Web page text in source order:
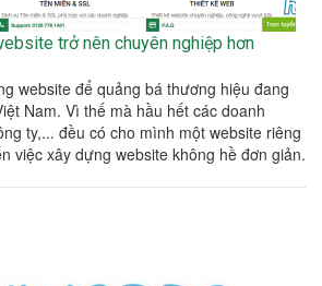
trở nên chuyên nghiệp hơn
website để quảng bá thương hiệu đang
Nam. Vì thế mà hầu hết các doanh
ty,... đều có cho mình một website riêng
việc xây dựng website không hề đơn giản.